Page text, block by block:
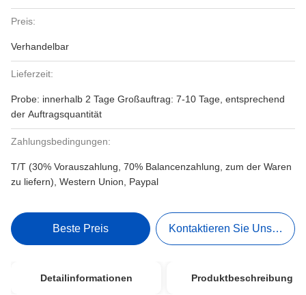
Preis:
Verhandelbar
Lieferzeit:
Probe: innerhalb 2 Tage Großauftrag: 7-10 Tage, entsprechend
der Auftragsquantität
Zahlungsbedingungen:
T/T (30% Vorauszahlung, 70% Balancenzahlung, zum der Waren
zu liefern), Western Union, Paypal
Beste Preis Kontaktieren Sie Uns Jetzt
Detailinformationen Produktbeschreibung